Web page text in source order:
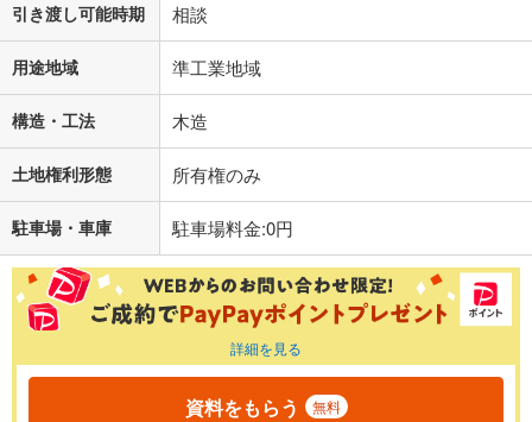
引き渡し可能時期 相談
用途地域 準工業地域
構造・工法 木造
土地権利形態 所有権のみ
駐車場・車庫 駐車場料金:0円
詳細を見る
資料をもらう 無料